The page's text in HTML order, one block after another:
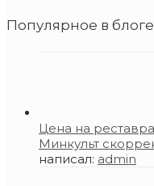
Популярное в
Цена на
Минкульт
написал: admin